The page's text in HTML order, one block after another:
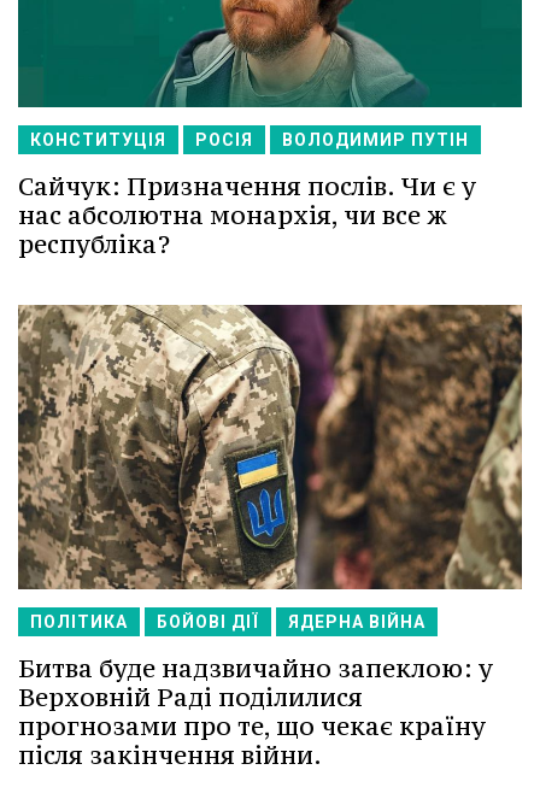
КОНСТИТУЦІЯ РОСІЯ ВОЛОДИМИР ПУТІН
Сайчук: Призначення послів. Чи є у
нас абсолютна монархія, чи все ж
республіка?
ПОЛІТИКА БОЙОВІ ДІЇ ЯДЕРНА ВІЙНА
Битва буде надзвичайно запеклою: у
Верховній Раді поділилися
прогнозами про те, що чекає країну
після закінчення війни.